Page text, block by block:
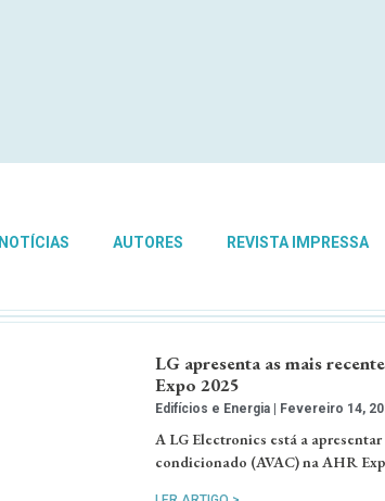
NOTÍCIAS AUTORES REVISTA IMPRESSA
LG apresenta as mais
Expo 2025
Edifícios e Energia Fevereiro 14,
A LG Electronics está a
condicionado (AVAC) na AHR